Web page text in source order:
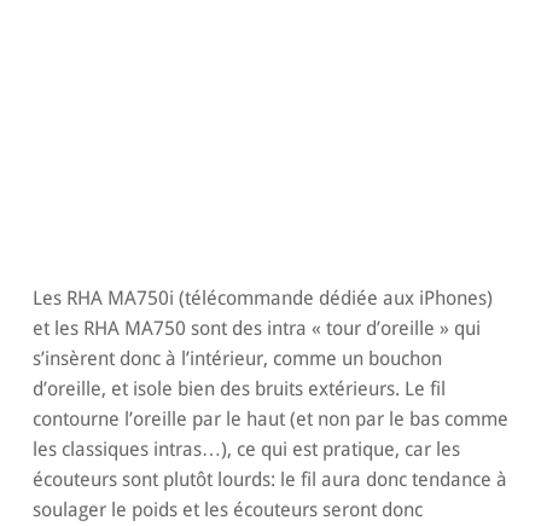
Les RHA MA750i (télécommande dédiée aux iPhones)
et les RHA MA750 sont des intra « tour d’oreille » qui
s’insèrent donc à l’intérieur, comme un bouchon
d’oreille, et isole bien des bruits extérieurs. Le fil
contourne l’oreille par le haut (et non par le bas comme
les classiques intras…), ce qui est pratique, car les
écouteurs sont plutôt lourds: le fil aura donc tendance à
soulager le poids et les écouteurs seront donc